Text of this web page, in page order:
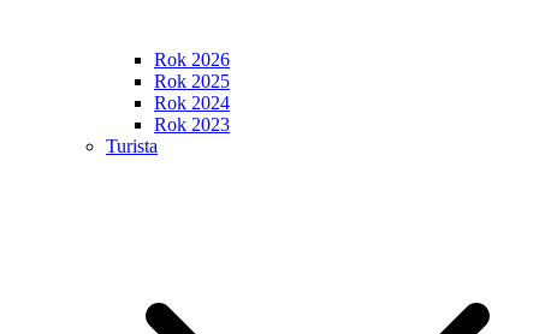
Rok 2026
Rok 2025
Rok 2024
Rok 2023
Turista